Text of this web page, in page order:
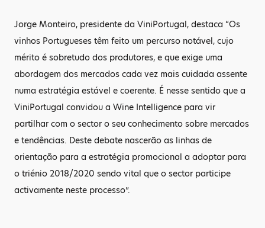
Jorge Monteiro, presidente da ViniPortugal, destaca “Os
vinhos Portugueses têm feito um percurso notável, cujo
mérito é sobretudo dos produtores, e que exige uma
abordagem dos mercados cada vez mais cuidada assente
numa estratégia estável e coerente. É nesse sentido que a
ViniPortugal convidou a Wine Intelligence para vir
partilhar com o sector o seu conhecimento sobre mercados
e tendências. Deste debate nascerão as linhas de
orientação para a estratégia promocional a adoptar para
o triénio 2018/2020 sendo vital que o sector participe
activamente neste processo”.